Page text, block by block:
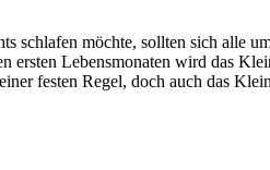
schlafen möchte, sollten sich alle
ersten Lebensmonaten wird das
festen Regel, doch auch das